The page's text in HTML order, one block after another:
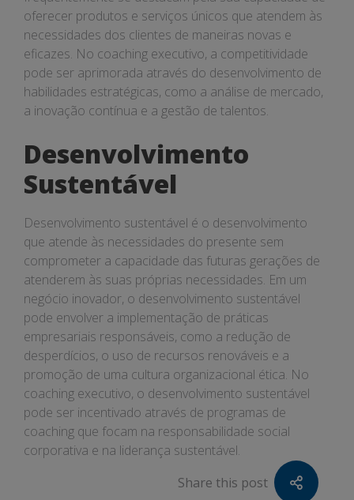
oferecer produtos e serviços únicos que atendem às
necessidades dos clientes de maneiras novas e
eficazes. No coaching executivo, a competitividade
pode ser aprimorada através do desenvolvimento de
habilidades estratégicas, como a análise de mercado,
a inovação contínua e a gestão de talentos.
Desenvolvimento
Sustentável
Desenvolvimento sustentável é o desenvolvimento
que atende às necessidades do presente sem
comprometer a capacidade das futuras gerações de
atenderem às suas próprias necessidades. Em um
negócio inovador, o desenvolvimento sustentável
pode envolver a implementação de práticas
empresariais responsáveis, como a redução de
desperdícios, o uso de recursos renováveis e a
promoção de uma cultura organizacional ética. No
coaching executivo, o desenvolvimento sustentável
pode ser incentivado através de programas de
coaching que focam na responsabilidade social
corporativa e na liderança sustentável.
Share this post